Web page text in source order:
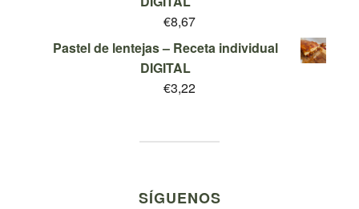
€8,67
Pastel de lentejas – Receta individual
DIGITAL
€3,22
SÍGUENOS